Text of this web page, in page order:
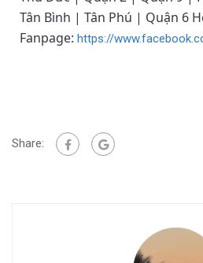
Tân Bình | Tân Phú | Quận 6
Fanpage: https://
Share: